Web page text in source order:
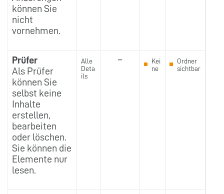
können Sie
nicht
vornehmen.
Prüfer
Als Prüfer
können Sie
selbst keine
Inhalte
erstellen,
bearbeiten
oder löschen.
Sie können die
Elemente nur
lesen.
Alle
Deta
ils
–
Kei
ne
Ordner
sichtbar